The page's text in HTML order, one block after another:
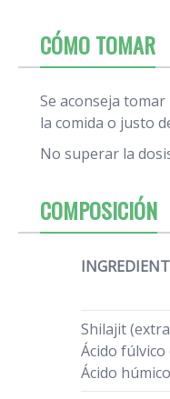
CÓMO TOMAR
Se aconseja tomar
la comida o justo
No superar la
COMPOSICIÓN
Shilajit
Ácido fúlvico
Ácido